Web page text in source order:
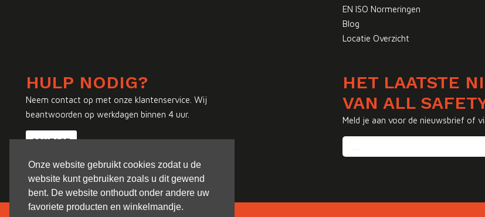
Onze website gebruikt cookies zodat u de
website kunt gebruiken zoals u dit gewend
bent. De website onthoudt onder andere uw
favoriete producten en winkelmandje.
EN ISO Normeringen
Blog
Locatie Overzicht
HULP NODIG?
Neem contact op met onze klantenservice. Wij
beantwoorden op werkdagen binnen 4 uur.
CONTACT
HET LAATSTE
VAN ALL
Meld je aan voor de nieuwsbrief of